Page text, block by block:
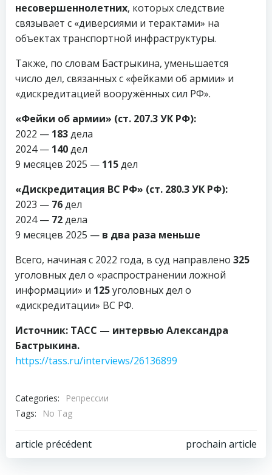
несовершеннолетних, которых следствие
связывает с «диверсиями и терактами» на
объектах транспортной инфраструктуры.
Также, по словам Бастрыкина, уменьшается
число дел, связанных с «фейками об армии» и
«дискредитацией вооружённых сил РФ».
«Фейки об армии» (ст. 207.3 УК РФ):
2022 — 183дела
2024 — 140дел
9 месяцев 2025 — 115дел
«Дискредитация ВС РФ» (ст. 280.3 УК РФ):
2023 — 76дел
2024 — 72дела
9 месяцев 2025 — в два раза меньше
Всего, начиная с 2022 года, в суд направлено 325
уголовных дел о «распространении ложной
информации» и 125уголовных дел о
«дискредитации» ВС РФ.
Источник: ТАСС — интервью Александра
Бастрыкина.
https://tass.ru/interviews/26136899
Categories:
Репрессии
Tags:
No Tag
Навигация
article précédent
Навигация
prochain article